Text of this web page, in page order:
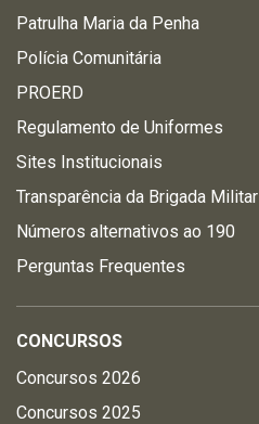
Patrulha Maria da Penha
Polícia Comunitária
PROERD
Regulamento de Uniformes
Sites Institucionais
Transparência da Brigada Militar
Números alternativos ao 190
Perguntas Frequentes
CONCURSOS
Concursos 2026
Concursos 2025